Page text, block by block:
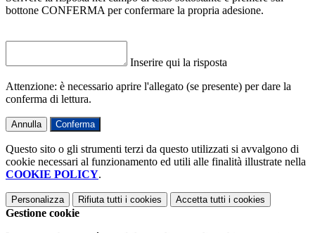
bottone CONFERMA per confermare la propria adesione.
Inserire qui la risposta
Attenzione: è necessario aprire l'allegato (se presente) per dare la
conferma di lettura.
Annulla Conferma
Questo sito o gli strumenti terzi da questo utilizzati si avvalgono di
cookie necessari al funzionamento ed utili alle finalità illustrate nella
COOKIE POLICY.
Personalizza Rifiuta tutti i cookies Accetta tutti i cookies
Gestione cookie